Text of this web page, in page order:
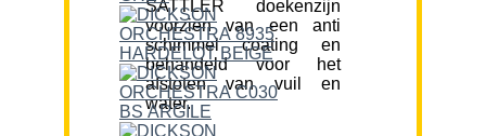
SATTLER doekenzijn
voorzien van een anti
schimmel coating en
behandeld voor het
afstoten van vuil en
water.